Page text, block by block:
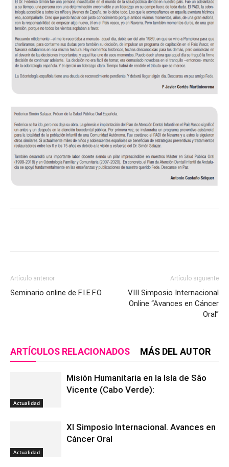
Artículo anterior
Seminario online de F.I.E.F.O.
Artículo siguiente
VIII Simposio Internacional
Online “Avances en Cáncer
Oral”
ARTÍCULOS RELACIONADOS MÁS DEL AUTOR
Actualidad
Misión Humanitaria en la Isla de São
Vicente (Cabo Verde):
Actualidad
XI Simposio Internacional. Avances en
Cáncer Oral